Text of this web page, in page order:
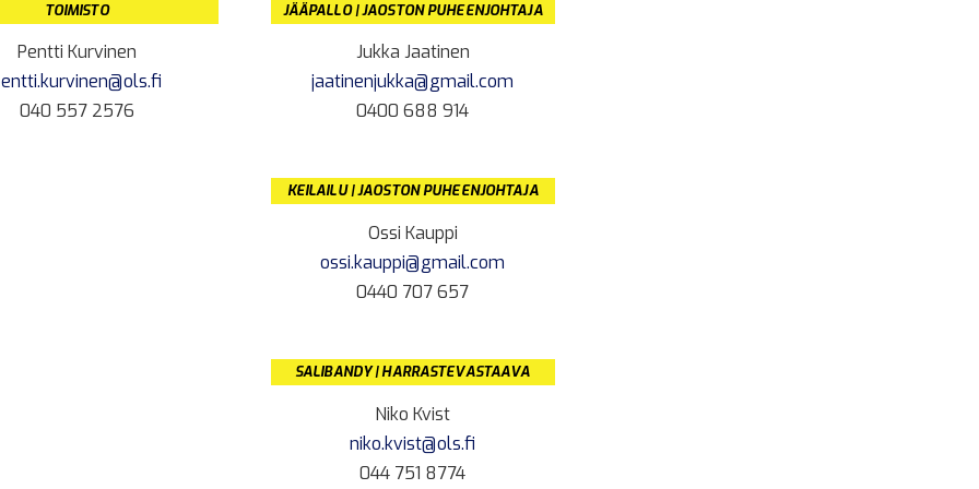
TOIMISTO
Pentti Kurvinen
040 557 2576
JÄÄPALLO | JAOSTON PUHEENJOHTAJA
Jukka Jaatinen
jaatinenjukka@gmail.com
0400 688 914
KEILAILU | JAOSTON PUHEENJOHTAJA
Ossi Kauppi
ossi.kauppi@gmail.com
0440 707 657
SALIBANDY | HARRASTEVASTAAVA
Niko Kvist
niko.kvist@ols.fi
044 751 8774